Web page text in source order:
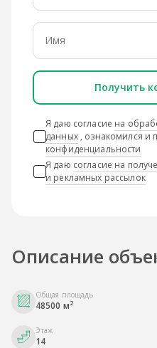
Получить
Я даю согласие на
данных, ознакомился и
конфиденциальности
Я даю согласие на
и рекламных рассылок
Описание
Общая площадь
48500 м2
Этаж
14